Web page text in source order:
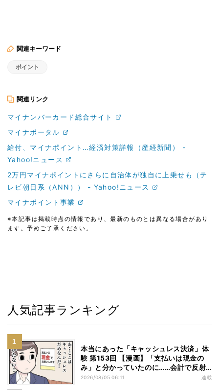
関連キーワード
ポイント
関連リンク
マイナンバーカード総合サイト
マイナポータル
給付、マイナポイント…経済対策詳報（産経新聞） -
Yahoo!ニュース
2万円マイナポイントにさらに自治体が独自に上乗せも（テ
レビ朝日系（ANN）） - Yahoo!ニュース
マイナポイント事業
※本記事は掲載時点の情報であり、最新のものとは異なる場合があり
ます。予めご了承ください。
人気記事ランキング
本当にあった「キャッシュレス決済」体
験 第153回 【漫画】「支払いは現金の
み」と分かっていたのに……会計で反射
的に出してしまったものは
2026/08/05 06:11 連載